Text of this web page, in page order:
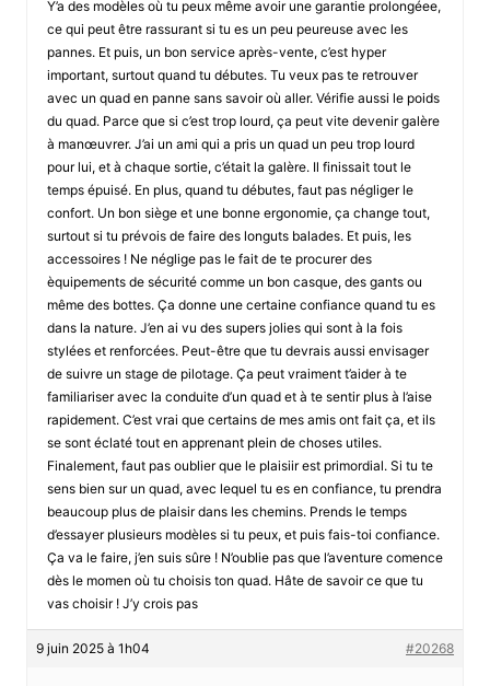
Y’a des modèles où tu peux même avoir une garantie prolongéee,
ce qui peut être rassurant si tu es un peu peureuse avec les
pannes. Et puis, un bon service après-vente, c’est hyper
important, surtout quand tu débutes. Tu veux pas te retrouver
avec un quad en panne sans savoir où aller. Vérifie aussi le poids
du quad. Parce que si c’est trop lourd, ça peut vite devenir galère
à manœuvrer. J’ai un ami qui a pris un quad un peu trop lourd
pour lui, et à chaque sortie, c’était la galère. Il finissait tout le
temps épuisé. En plus, quand tu débutes, faut pas négliger le
confort. Un bon siège et une bonne ergonomie, ça change tout,
surtout si tu prévois de faire des longuts balades. Et puis, les
accessoires ! Ne néglige pas le fait de te procurer des
èquipements de sécurité comme un bon casque, des gants ou
même des bottes. Ça donne une certaine confiance quand tu es
dans la nature. J’en ai vu des supers jolies qui sont à la fois
stylées et renforcées. Peut-être que tu devrais aussi envisager
de suivre un stage de pilotage. Ça peut vraiment t’aider à te
familiariser avec la conduite d’un quad et à te sentir plus à l’aise
rapidement. C’est vrai que certains de mes amis ont fait ça, et ils
se sont éclaté tout en apprenant plein de choses utiles.
Finalement, faut pas oublier que le plaisiir est primordial. Si tu te
sens bien sur un quad, avec lequel tu es en confiance, tu prendra
beaucoup plus de plaisir dans les chemins. Prends le temps
d’essayer plusieurs modèles si tu peux, et puis fais-toi confiance.
Ça va le faire, j’en suis sûre ! N’oublie pas que l’aventure comence
dès le momen où tu choisis ton quad. Hâte de savoir ce que tu
vas choisir ! J’y crois pas
9 juin 2025 à 1h04 #20268